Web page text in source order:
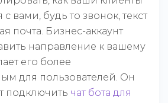
с вами, будь то звонок, текст
почта. Бизнес-аккаунт
направление к вашему
его более
для пользователей. Он
подключить чат бота для